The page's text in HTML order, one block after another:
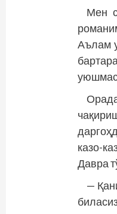
Мен
Аълам
казо-
Давра
—